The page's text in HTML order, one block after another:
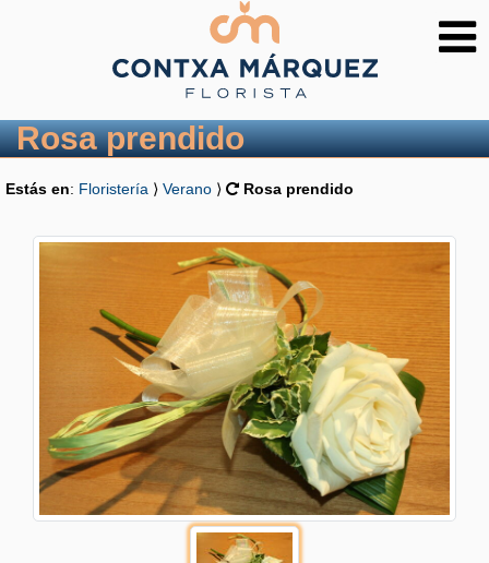
Rosa prendido
Estás en: Floristería ⟩ Verano ⟩ Rosa prendido